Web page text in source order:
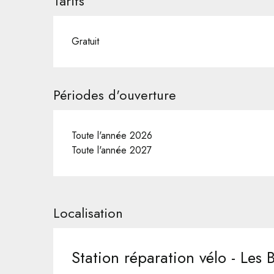
Gratuit
Périodes d'ouverture
Toute l'année 2026
Toute l'année 2027
Localisation
Station réparation vélo - Les